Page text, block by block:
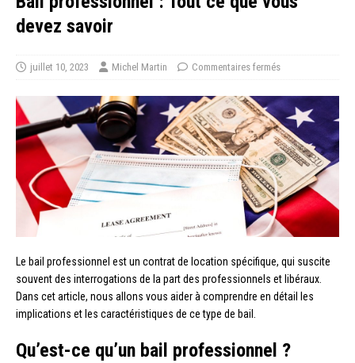
devez savoir
juillet 10, 2023 Michel Martin Commentaires fermés
Le bail professionnel est un contrat de location spécifique, qui suscite
souvent des interrogations de la part des professionnels et libéraux.
Dans cet article, nous allons vous aider à comprendre en détail les
implications et les caractéristiques de ce type de bail.
Qu’est-ce qu’un bail professionnel ?